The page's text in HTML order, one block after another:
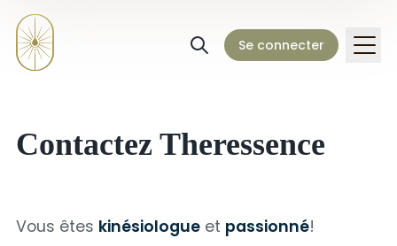
Se connecter
Contactez Theressence
Vous êtes kinésiologueet passionné!